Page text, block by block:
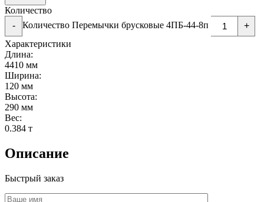
Количество
-
Количество Перемычки брусковые 4ПБ-44-8п
+
Характеристики
Длина:
4410 мм
Ширина:
120 мм
Высота:
290 мм
Вес:
0.384 т
Описание
Быстрый заказ